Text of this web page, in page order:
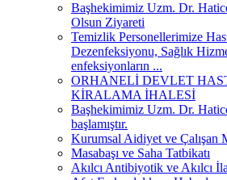
Başhekimimiz Uzm. Dr.
Olsun Ziyareti
Temizlik Personellerimize
Dezenfeksiyonu, Sağlık
enfeksiyonların ...
ORHANELİ DEVLET
KİRALAMA İHALESİ
Başhekimimiz Uzm. Dr.
başlamıştır.
Kurumsal Aidiyet ve Çalışan
Masabaşı ve Saha Tatbikatı
Akılcı Antibiyotik ve Akılcı